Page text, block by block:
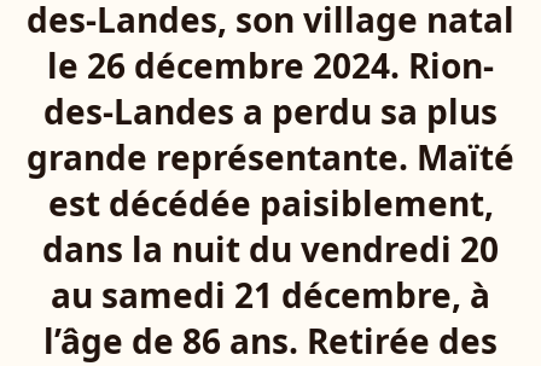
des-Landes, son village natal
le 26 décembre 2024. Rion-
des-Landes a perdu sa plus
grande représentante. Maïté
est décédée paisiblement,
dans la nuit du vendredi 20
au samedi 21 décembre, à
l’âge de 86 ans. Retirée des